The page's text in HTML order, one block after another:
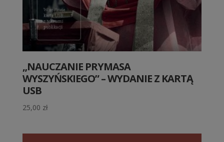
„NAUCZANIE PRYMASA
WYSZYŃSKIEGO” – WYDANIE Z KARTĄ
USB
25,00 zł